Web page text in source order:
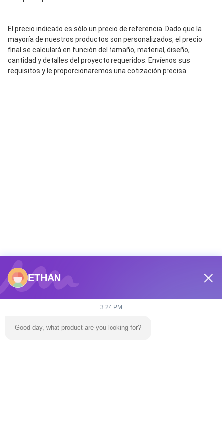
El precio indicado es sólo un precio de referencia. Dado que la
mayoría de nuestros productos son personalizados, el precio
final se calculará en función del tamaño, material, diseño,
cantidad y detalles del proyecto requeridos. Envíenos sus
requisitos y le proporcionaremos una cotización precisa.
ETHAN
3:24 PM
Good day, what product are you looking for?